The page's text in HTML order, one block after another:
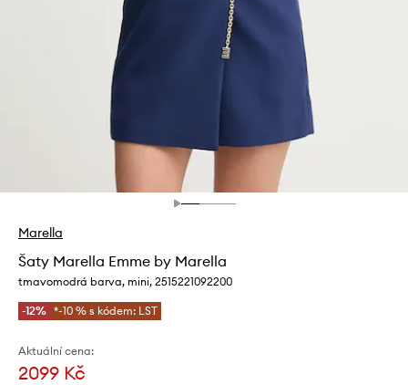
Marella
Šaty Marella Emme by Marella
tmavomodrá barva, mini, 2515221092200
-12% *-10 % s kódem: LST
Aktuální cena:
2099 Kč